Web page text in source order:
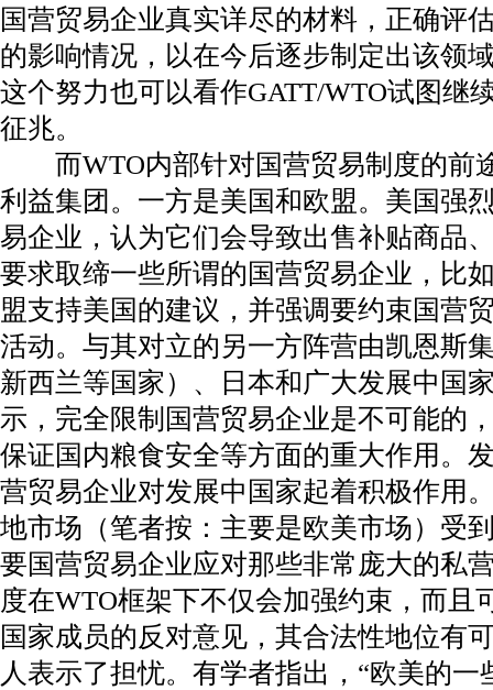
国营贸易企业真实详尽的材料，正确评
的影响情况，以在今后逐步制定出该领
这个努力也可以看作GATT/WTO试图继
征兆。
而WTO内部针对国营贸易制度的前
利益集团。一方是美国和欧盟。美国强
易企业，认为它们会导致出售补贴商品
要求取缔一些所谓的国营贸易企业，比
盟支持美国的建议，并强调要约束国营
活动。与其对立的另一方阵营由凯恩斯
新西兰等国家）、日本和广大发展中国
示，完全限制国营贸易企业是不可能的
保证国内粮食安全等方面的重大作用。
营贸易企业对发展中国家起着积极作用
地市场（笔者按：主要是欧美市场）受
要国营贸易企业应对那些非常庞大的私
度在WTO框架下不仅会加强约束，而且
国家成员的反对意见，其合法性地位有
人表示了担忧。有学者指出，“欧美的